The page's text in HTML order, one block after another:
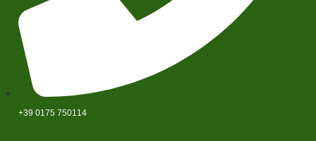
+39 0175 750114